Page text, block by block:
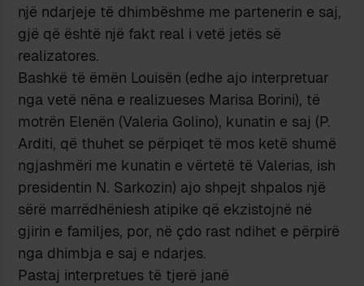
një ndarjeje të dhimbëshme me partenerin e saj,
gjë që është një fakt real i vetë jetës së
realizatores.
Bashkë të ëmën Louisën (edhe ajo interpretuar
nga vetë nëna e realizueses Marisa Borini), të
motrën Elenën (Valeria Golino), kunatin e saj (P.
Arditi, që thuhet se përpiqet të mos ketë shumë
ngjashmëri me kunatin e vërtetë të Valerias, ish
presidentin N. Sarkozin) ajo shpejt shpalos një
sërë marrëdhëniesh atipike që ekzistojnë në
gjirin e familjes, por, në çdo rast ndihet e përpirë
nga dhimbja e saj e ndarjes.
Pastaj interpretues të tjerë janë